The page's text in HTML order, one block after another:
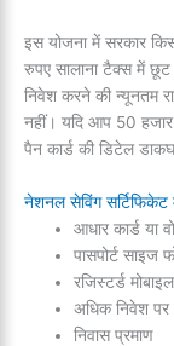
इस योजना में सरकार
रुपए सालाना टैक्स में
निवेश करने की न्यूनतम
नहीं। यदि आप 50
पैन कार्ड की डिटेल
नेशनल सेविंग
आधार कार्ड या
पासपोर्ट साइज
रजिस्टर्ड मोबाइल
अधिक निवेश पर
निवास प्रमाण